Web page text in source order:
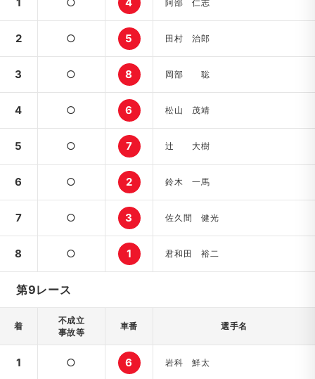
1 ○ 4 阿部 仁志
2 ○ 5 田村 治郎
3 ○ 8 岡部 聡
4 ○ 6 松山 茂靖
5 ○ 7 辻 大樹
6 ○ 2 鈴木 一馬
7 ○ 3 佐久間 健光
8 ○ 1 君和田 裕二
第9レース
着
不成立
事故等
車番 選手名
1 ○ 6 岩科 鮮太